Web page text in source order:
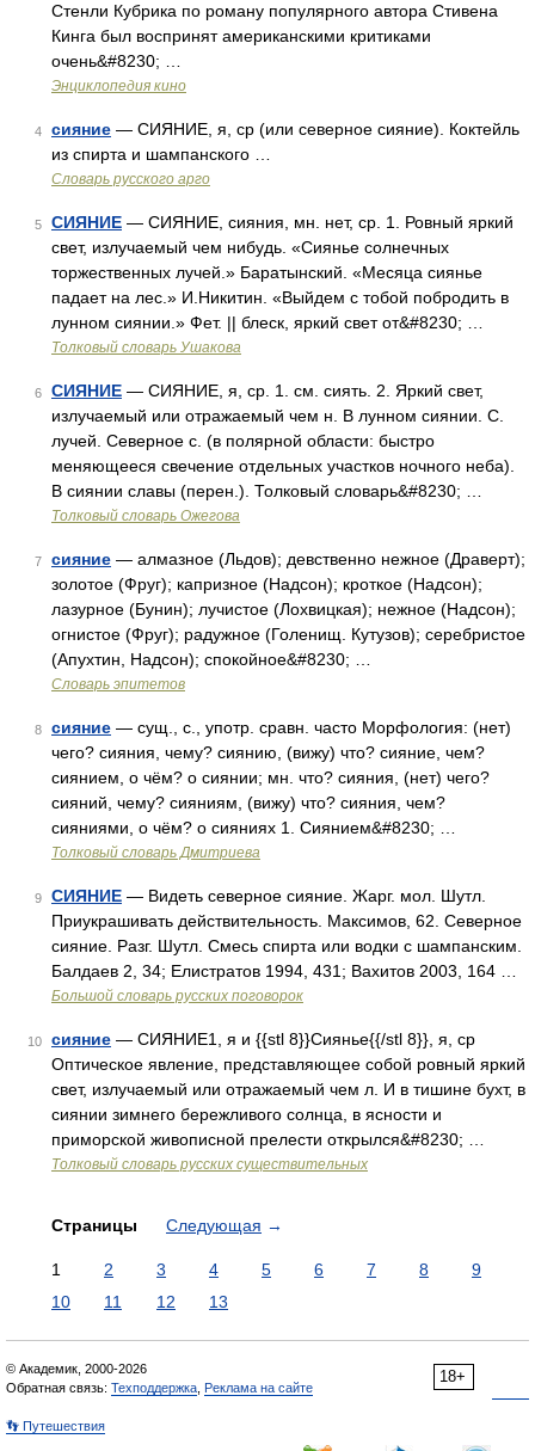
Стенли Кубрика по роману популярного автора Стивена
Кинга был воспринят американскими критиками
очень&#8230; …
Энциклопедия кино
4 сияние — СИЯНИЕ, я, ср (или северное сияние). Коктейль
из спирта и шампанского …
Словарь русского арго
5 СИЯНИЕ — СИЯНИЕ, сияния, мн. нет, ср. 1. Ровный яркий
свет, излучаемый чем нибудь. «Сиянье солнечных
торжественных лучей.» Баратынский. «Месяца сиянье
падает на лес.» И.Никитин. «Выйдем с тобой побродить в
лунном сиянии.» Фет. || блеск, яркий свет от&#8230; …
Толковый словарь Ушакова
6 СИЯНИЕ — СИЯНИЕ, я, ср. 1. см. сиять. 2. Яркий свет,
излучаемый или отражаемый чем н. В лунном сиянии. С.
лучей. Северное с. (в полярной области: быстро
меняющееся свечение отдельных участков ночного неба).
В сиянии славы (перен.). Толковый словарь&#8230; …
Толковый словарь Ожегова
7 сияние — алмазное (Льдов); девственно нежное (Драверт);
золотое (Фруг); капризное (Надсон); кроткое (Надсон);
лазурное (Бунин); лучистое (Лохвицкая); нежное (Надсон);
огнистое (Фруг); радужное (Голенищ. Кутузов); серебристое
(Апухтин, Надсон); спокойное&#8230; …
Словарь эпитетов
8 сияние — сущ., с., употр. сравн. часто Морфология: (нет)
чего? сияния, чему? сиянию, (вижу) что? сияние, чем?
сиянием, о чём? о сиянии; мн. что? сияния, (нет) чего?
сияний, чему? сияниям, (вижу) что? сияния, чем?
сияниями, о чём? о сияниях 1. Сиянием&#8230; …
Толковый словарь Дмитриева
9 СИЯНИЕ — Видеть северное сияние. Жарг. мол. Шутл.
Приукрашивать действительность. Максимов, 62. Северное
сияние. Разг. Шутл. Смесь спирта или водки с шампанским.
Балдаев 2, 34; Елистратов 1994, 431; Вахитов 2003, 164 …
Большой словарь русских поговорок
10 сияние — СИЯНИЕ1, я и {{stl 8}}Сиянье{{/stl 8}}, я, ср
Оптическое явление, представляющее собой ровный яркий
свет, излучаемый или отражаемый чем л. И в тишине бухт, в
сиянии зимнего бережливого солнца, в ясности и
приморской живописной прелести открылся&#8230; …
Толковый словарь русских существительных
Страницы Следующая →
1 2 3 4 5 6 7 8
9
10
11 12 13
18+
© Академик, 2000-2026
Обратная связь: Техподдержка Реклама на сайте
👣 Путешествия